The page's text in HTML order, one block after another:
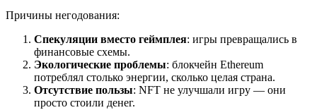
Причины негодования:
Спекуляции вместо геймплея: игры превращались в
финансовые схемы.
Экологические проблемы: блокчейн Ethereum
потреблял столько энергии, сколько целая страна.
Отсутствие пользы: NFT не улучшали игру — они
просто стоили денег.